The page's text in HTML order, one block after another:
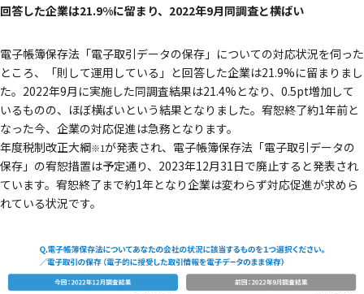
回答した企業は21.9%に留まり、2022年9月同調査と横ばい
電子帳簿保存法「電子取引データの保存」についての対応状況を伺った
ところ、「則して運用している」と回答した企業は21.9%に留まりまし
た。2022年9月に実施した同調査結果は21.4%となり、0.5pt増加して
いるものの、ほぼ横ばいという結果となりました。宥恕終了約1年前と
なった今、企業の対応促進は急務となります。
年度税制改正大綱※1が発表され、電子帳簿保存法「電子取引データの
保存」の宥恕措置は予定通り、2023年12月31日で廃止すると発表され
ています。宥恕終了まで約1年となり企業は変わらず対応促進が求めら
れている状況です。